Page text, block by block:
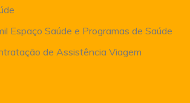
Espaço Saúde e Programas de Saúde
de Assistência Viagem